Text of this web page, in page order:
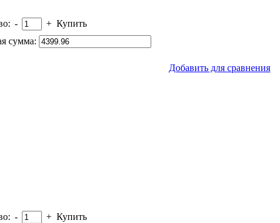
- + Купить
сумма:
Добавить для сравнения
- + Купить